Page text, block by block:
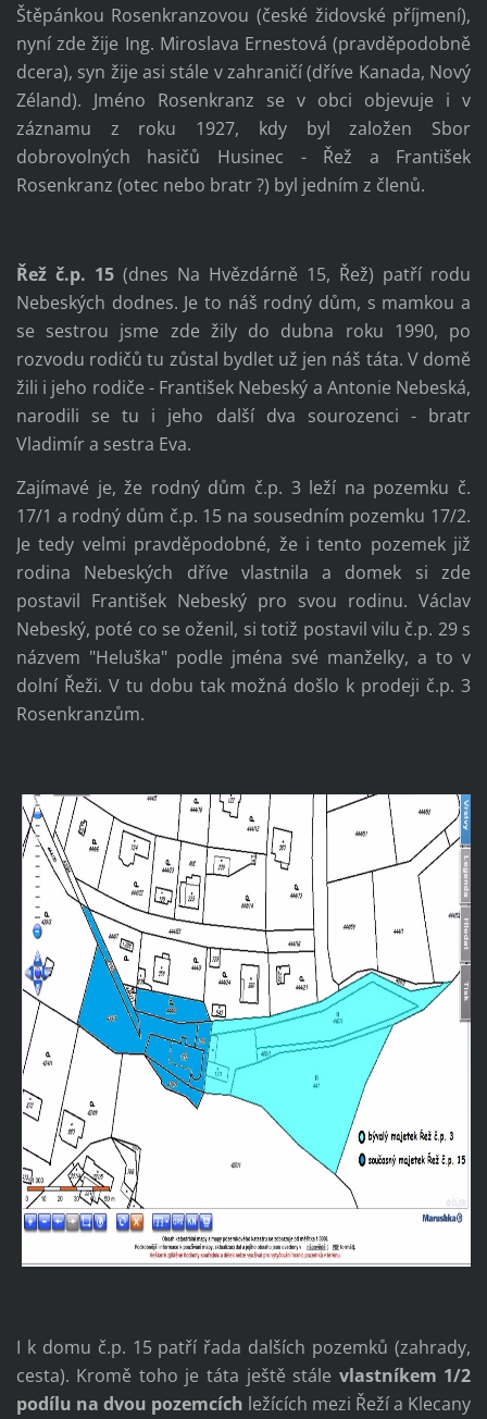
Štěpánkou Rosenkranzovou (české židovské příjmení),
nyní zde žije Ing. Miroslava Ernestová (pravděpodobně
dcera), syn žije asi stále v zahraničí (dříve Kanada, Nový
Zéland). Jméno Rosenkranz se v obci objevuje i v
záznamu z roku 1927, kdy byl založen Sbor
dobrovolných hasičů Husinec - Řež a František
Rosenkranz (otec nebo bratr ?) byl jedním z členů.
Řež č.p. 15 (dnes Na Hvězdárně 15, Řež) patří rodu
Nebeských dodnes. Je to náš rodný dům, s mamkou a
se sestrou jsme zde žily do dubna roku 1990, po
rozvodu rodičů tu zůstal bydlet už jen náš táta. V domě
žili i jeho rodiče - František Nebeský a Antonie Nebeská,
narodili se tu i jeho další dva sourozenci - bratr
Vladimír a sestra Eva.
Zajímavé je, že rodný dům č.p. 3 leží na pozemku č.
17/1 a rodný dům č.p. 15 na sousedním pozemku 17/2.
Je tedy velmi pravděpodobné, že i tento pozemek již
rodina Nebeských dříve vlastnila a domek si zde
postavil František Nebeský pro svou rodinu. Václav
Nebeský, poté co se oženil, si totiž postavil vilu č.p. 29 s
názvem "Heluška" podle jména své manželky, a to v
dolní Řeži. V tu dobu tak možná došlo k prodeji č.p. 3
Rosenkranzům.
I k domu č.p. 15 patří řada dalších pozemků (zahrady,
cesta). Kromě toho je táta ještě stále vlastníkem 1/2
podílu na dvou pozemcích ležících mezi Řeží a Klecany